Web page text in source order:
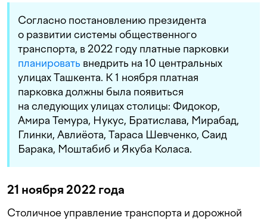
Согласно постановлению президента
о развитии системы общественного
транспорта, в 2022 году платные парковки
планировать внедрить на 10 центральных
улицах Ташкента. К 1 ноября платная
парковка должны была появиться
на следующих улицах столицы: Фидокор,
Амира Темура, Нукус, Братислава, Мирабад,
Глинки, Авлиёота, Тараса Шевченко, Саид
Барака, Моштабиб и Якуба Коласа.
21 ноября 2022 года
Столичное управление транспорта и дорожной